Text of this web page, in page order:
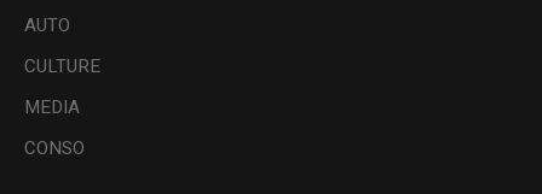
AUTO
CULTURE
MEDIA
CONSO